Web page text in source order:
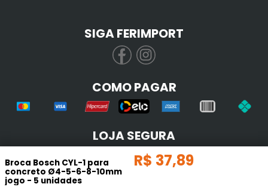
Broca Bosch CYL-1 para
concreto Ø4-5-6-8-10mm
jogo - 5 unidades
R$ 37,89
SIGA FERIMPORT
COMO PAGAR
LOJA SEGURA